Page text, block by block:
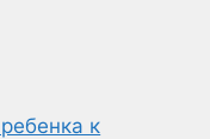
к